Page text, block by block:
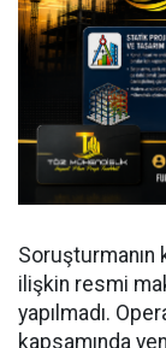
Soruşturmanın
ilişkin resmi
yapılmadı.
kapsamında